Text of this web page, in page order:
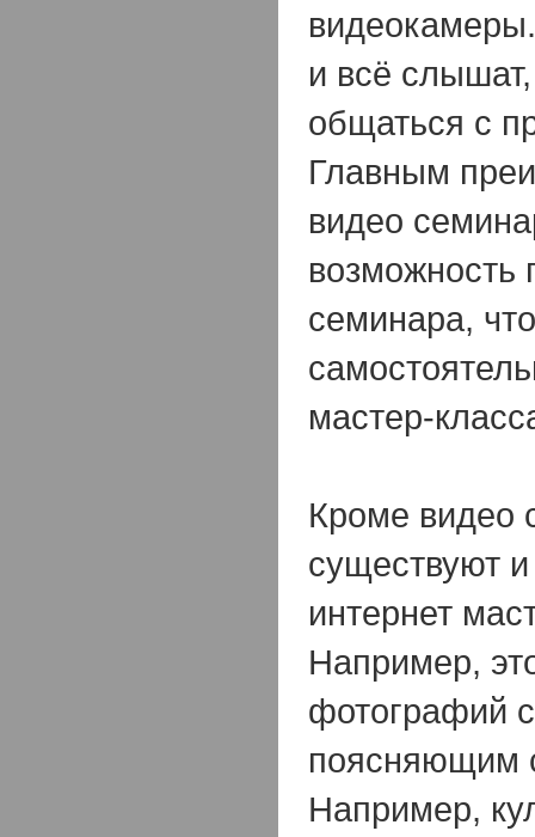
и всё
общаться с
Главным
видео
возможность
семинара,
мастер-
Кроме видео
существуют
интернет
Например,
фотографий
поясняющим
Например,